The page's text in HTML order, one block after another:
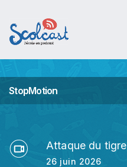
StopMotion
Attaque du tigre
26 juin 2026